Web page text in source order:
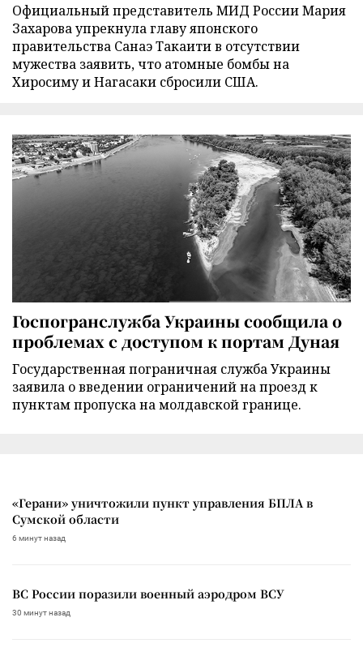
Официальный представитель МИД России Мария
Захарова упрекнула главу японского
правительства Санаэ Такаити в отсутствии
мужества заявить, что атомные бомбы на
Хиросиму и Нагасаки сбросили США.
Госпогранслужба Украины сообщила о
проблемах с доступом к портам Дуная
Государственная пограничная служба Украины
заявила о введении ограничений на проезд к
пунктам пропуска на молдавской границе.
«Герани» уничтожили пункт управления БПЛА в
Сумской области
6 минут назад
ВС России поразили военный аэродром ВСУ
30 минут назад